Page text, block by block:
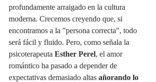
profundamente arraigado en la cultura
moderna. Crecemos creyendo que, si
encontramos a la "persona correcta", todo
será fácil y fluido. Pero, como señala la
psicoterapeuta Esther Perel, el amor
romántico ha pasado a depender de
expectativas demasiado altas añorando lo